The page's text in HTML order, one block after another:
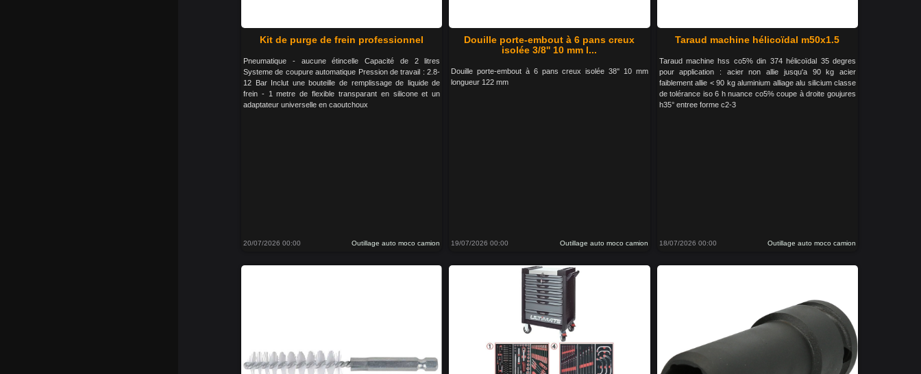
Kit de purge de frein professionnel
Pneumatique - aucune étincelle Capacité de 2 litres
Systeme de coupure automatique Pression de travail : 2.8-
12 Bar Inclut une bouteille de remplissage de liquide de
frein - 1 metre de flexible transparant en silicone et un
adaptateur universelle en caoutchoux
20/07/2026 00:00 Outillage auto moco camion
Douille porte-embout à 6 pans creux
isolée 3/8'' 10 mm l...
Douille porte-embout à 6 pans creux isolée 38'' 10 mm
longueur 122 mm
19/07/2026 00:00 Outillage auto moco camion
Taraud machine hélicoïdal m50x1.5
Taraud machine hss co5% din 374 hélicoïdal 35 degres
pour application : acier non allie jusqu'a 90 kg acier
faiblement allie < 90 kg aluminium alliage alu silicium classe
de tolérance iso 6 h nuance co5% coupe à droite goujures
h35° entree forme c2-3
18/07/2026 00:00 Outillage auto moco camion